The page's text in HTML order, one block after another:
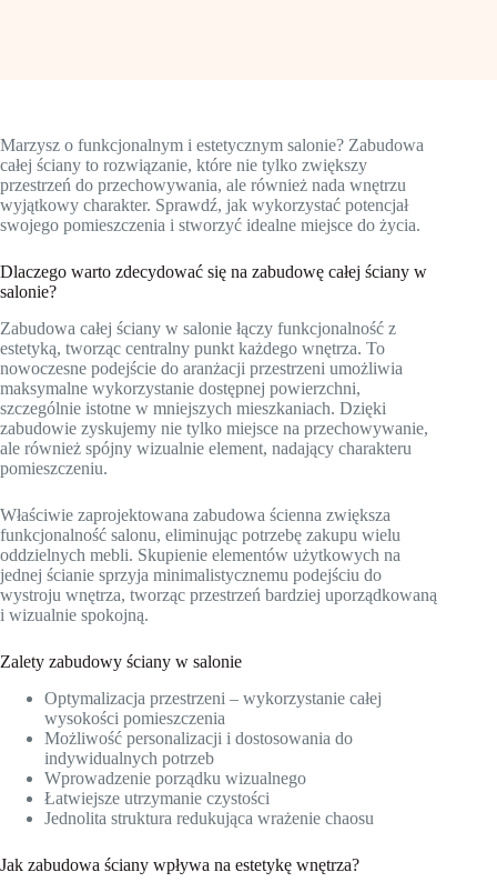
Marzysz o funkcjonalnym i estetycznym salonie? Zabudowa
całej ściany to rozwiązanie, które nie tylko zwiększy
przestrzeń do przechowywania, ale również nada wnętrzu
wyjątkowy charakter. Sprawdź, jak wykorzystać potencjał
swojego pomieszczenia i stworzyć idealne miejsce do życia.
Dlaczego warto zdecydować się na zabudowę całej ściany w
salonie?
Zabudowa całej ściany w salonie łączy funkcjonalność z
estetyką, tworząc centralny punkt każdego wnętrza. To
nowoczesne podejście do aranżacji przestrzeni umożliwia
maksymalne wykorzystanie dostępnej powierzchni,
szczególnie istotne w mniejszych mieszkaniach. Dzięki
zabudowie zyskujemy nie tylko miejsce na przechowywanie,
ale również spójny wizualnie element, nadający charakteru
pomieszczeniu.
Właściwie zaprojektowana zabudowa ścienna zwiększa
funkcjonalność salonu, eliminując potrzebę zakupu wielu
oddzielnych mebli. Skupienie elementów użytkowych na
jednej ścianie sprzyja minimalistycznemu podejściu do
wystroju wnętrza, tworząc przestrzeń bardziej uporządkowaną
i wizualnie spokojną.
Zalety zabudowy ściany w salonie
Optymalizacja przestrzeni – wykorzystanie całej
wysokości pomieszczenia
Możliwość personalizacji i dostosowania do
indywidualnych potrzeb
Wprowadzenie porządku wizualnego
Łatwiejsze utrzymanie czystości
Jednolita struktura redukująca wrażenie chaosu
Jak zabudowa ściany wpływa na estetykę wnętrza?